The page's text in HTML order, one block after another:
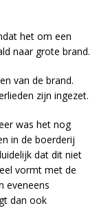
het om een
naar grote brand.
van de brand.
zijn ingezet.
was het nog
in de boerderij
dat dit niet
vormt met de
eveneens
dan ook